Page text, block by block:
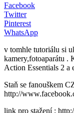
Facebook
Twitter
Pinterest
WhatsApp
v tomhle tutoriálu si
kamery,fotoaparátu .
Action Essentials 2 a
Staň se fanouškem
http://
link pro stažení :